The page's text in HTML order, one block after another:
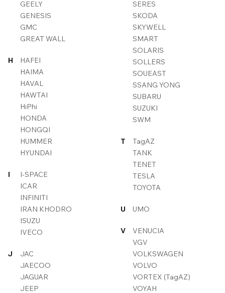
GEELY
GENESIS
GMC
GREAT WALL
H
HAFEI
HAIMA
HAVAL
HAWTAI
HiPhi
HONDA
HONGQI
HUMMER
HYUNDAI
I
I-SPACE
ICAR
INFINITI
IRAN KHODRO
ISUZU
IVECO
J
JAC
JAECOO
JAGUAR
JEEP
SERES
SKODA
SKYWELL
SMART
SOLARIS
SOLLERS
SOUEAST
SSANG YONG
SUBARU
SUZUKI
SWM
T
TagAZ
TANK
TENET
TESLA
TOYOTA
U UMO
V
VENUCIA
VGV
VOLKSWAGEN
VOLVO
VORTEX (TagAZ)
VOYAH